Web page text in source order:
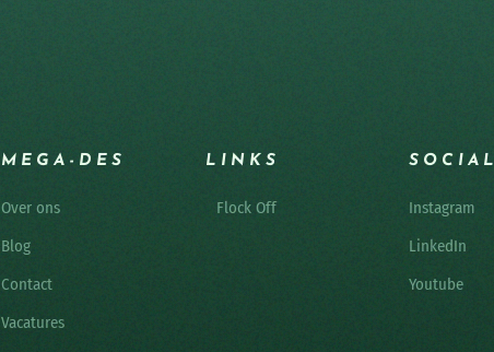
MEGA-DES
Over ons
Blog
Contact
Vacatures
LINKS
Flock Off
SOCIAL
Instagram
LinkedIn
Youtube